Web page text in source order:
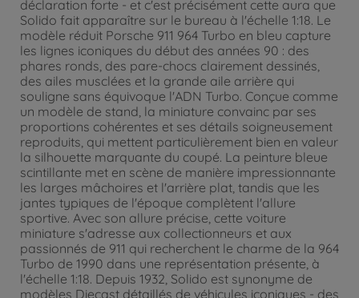
déclaration forte - et c'est précisément cette aura que
Solido fait apparaître sur le bureau à l'échelle 1:18. Le
modèle réduit Porsche 911 964 Turbo en bleu capture
les lignes iconiques du début des années 90 : des
phares ronds, des pare-chocs clairement dessinés,
des ailes musclées et la grande aile arrière qui
souligne sans équivoque l'ADN Turbo. Conçue comme
un modèle de stand, la miniature convainc par ses
proportions cohérentes et ses détails soigneusement
reproduits, qui mettent particulièrement bien en valeur
la silhouette marquante du coupé. La peinture bleue
scintillante met en scène de manière impressionnante
les larges mâchoires et l'arrière plat, tandis que les
jantes typiques de l'époque complètent l'allure
sportive. Avec son allure précise, cette voiture
miniature s'adresse aux collectionneurs et aux
passionnés de 911 qui recherchent le charme de la 964
Turbo de 1990 dans une représentation présente, à
l'échelle 1:18. Depuis 1932, Solido est synonyme de
modèles Diecast détaillés de véhicules iconiques - des